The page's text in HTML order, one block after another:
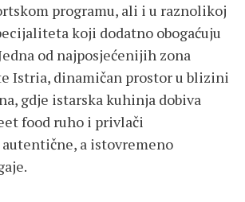
programu, ali i u raznolikoj
koji dodatno obogaćuju
od najposjećenijih zona
Istria, dinamičan prostor u blizini
gdje istarska kuhinja dobiva
food ruho i privlači
a istovremeno